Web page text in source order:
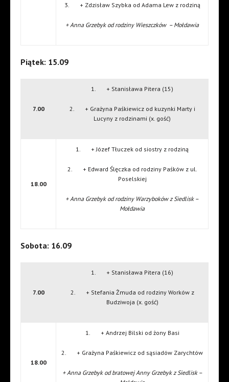
3. + Zdzisław Szybka od Adama Lew z rodziną
+ Anna Grzebyk od rodziny Wieszczków – Mołdawia
Piątek: 15.09
7.00
1. + Stanisława Pitera (15)
2. + Grażyna Paśkiewicz od kuzynki Marty i
Lucyny z rodzinami (x. gość)
18.00
1. + Józef Tłuczek od siostry z rodziną
2. + Edward Ślęczka od rodziny Paśków z ul.
Poselskiej
+ Anna Grzebyk od rodziny Warzyboków z Siedlisk –
Mołdawia
Sobota: 16.09
7.00
1. + Stanisława Pitera (16)
2. + Stefania Żmuda od rodziny Worków z
Budziwoja (x. gość)
18.00
1. + Andrzej Bilski od żony Basi
2. + Grażyna Paśkiewicz od sąsiadów Zarychtów
+ Anna Grzebyk od bratowej Anny Grzebyk z Siedlisk –